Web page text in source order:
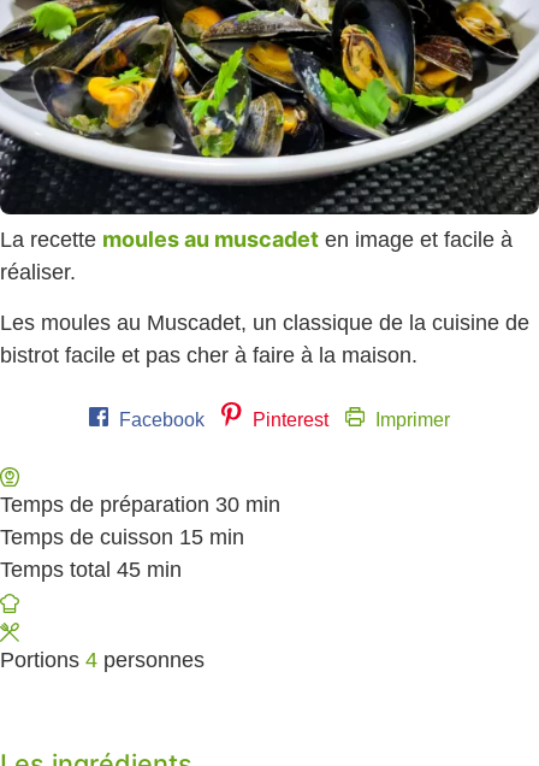
La recette moules au muscadet en image et facile à
réaliser.
Les moules au Muscadet, un classique de la cuisine de
bistrot facile et pas cher à faire à la maison.
Facebook Pinterest Imprimer
Temps de préparation 30 minutes
min
Temps de cuisson 15 minutes
min
Temps total 45 minutes
min
Portions 4 personnes